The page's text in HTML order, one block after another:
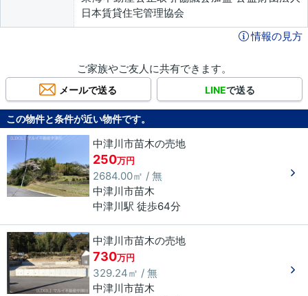
日本賃貸住宅管理協会
情報の見方
ご家族やご友人に共有できます。
メールで送る LINEで送る
この物件と条件が近い物件です。
中津川市苗木の売地
250万円
2684.00㎡ / 無
中津川市苗木
中津川駅 徒歩64分
中津川市苗木の売地
730万円
329.24㎡ / 無
中津川市苗木